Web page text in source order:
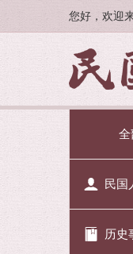
您好，欢迎
全
民国
历史